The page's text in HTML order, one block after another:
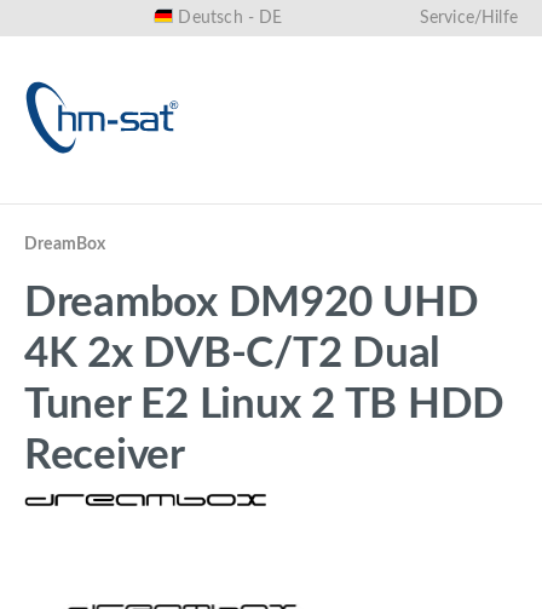
Deutsch - DE Service/Hilfe
DreamBox
Dreambox DM920 UHD
4K 2x DVB-C/T2 Dual
Tuner E2 Linux 2 TB HDD
Receiver